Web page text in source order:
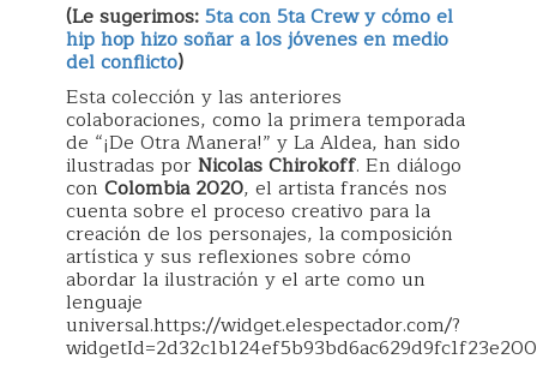
(Le sugerimos:5ta con 5ta Crew y cómo el
hip hop hizo soñar a los jóvenes en medio
del conflicto)
Esta colección y las anteriores
colaboraciones, como la primera temporada
de “¡De Otra Manera!” y La Aldea, han sido
ilustradas porNicolas Chirokoff. En diálogo
con Colombia 2020, el artista francés nos
cuenta sobre el proceso creativo para la
creación de los personajes, la composición
artística y sus reflexiones sobre cómo
abordar la ilustración y el arte como un
lenguaje
universal.https://widget.elespectador.com/?